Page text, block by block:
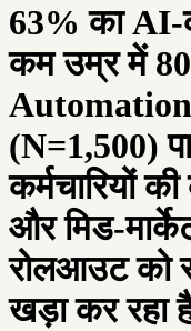
63% का
कम उम्र में
(N=1,500)
कर्मचारियों
और मिड-
रोलआउट को
खड़ा कर रहा